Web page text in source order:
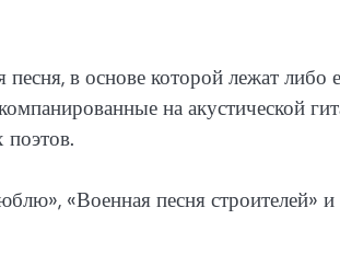
в основе которой лежат либо
на акустической
поэтов.
«Военная песня строителей» и